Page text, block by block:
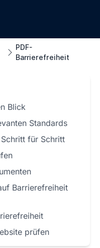
PDF-
Barrierefreiheit
Blick
Standards
für Schritt
Barrierefreiheit
prüfen